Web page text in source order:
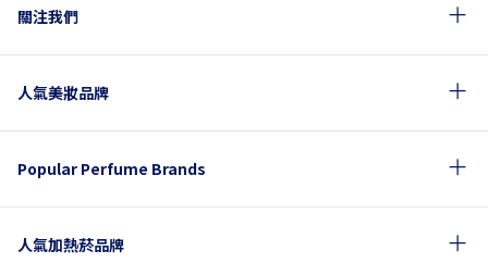
關注我們
人氣美妝品牌
Popular Perfume Brands
人氣加熱菸品牌